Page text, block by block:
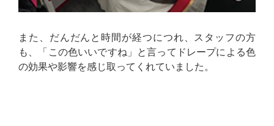
また、だんだんと時間が経つにつれ、スタッフの方
も、「この色いいですね」と言ってドレープによる色
の効果や影響を感じ取ってくれていました。